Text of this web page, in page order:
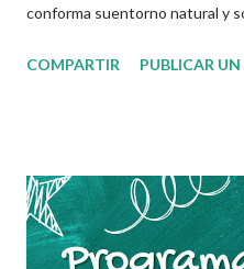
conforma suentorno natural y
niños y adolescentes que
usarlos y compartirlos. En este
de este campo es la
fenómenos y procesos
COMPARTIR PUBLICAR